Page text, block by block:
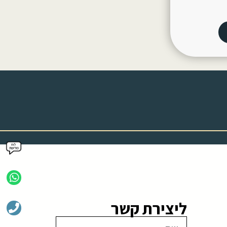
ליצירת קשר